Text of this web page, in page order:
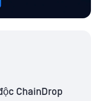
ChainDrop